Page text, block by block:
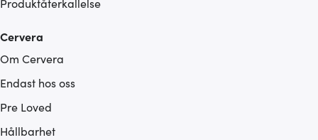
Cervera
Om Cervera
Endast hos oss
Pre Loved
Hållbarhet